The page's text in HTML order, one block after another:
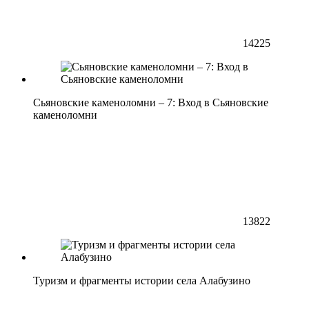
14225
Сьяновские каменоломни – 7: Вход в Сьяновские
каменоломни
13822
Туризм и фрагменты истории села Алабузино